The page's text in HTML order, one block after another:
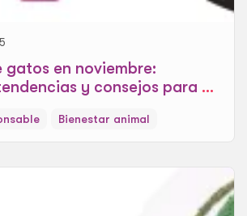
gatos en noviembre:
y consejos para un
Bienestar animal